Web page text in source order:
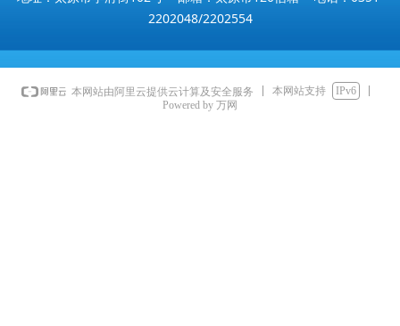
2202048/2202554
本网站由阿里云提供云计算及安全服务 本网站支持
IPv6
Powered by 万网